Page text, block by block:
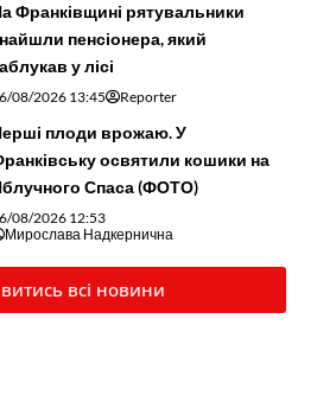
Франківщині рятувальники
пенсіонера, який
у лісі
08/2026 13:45 Reporter
плоди врожаю. У
освятили кошики на
Спаса (ФОТО)
08/2026 12:53
Мирослава Надкернична
всі новини